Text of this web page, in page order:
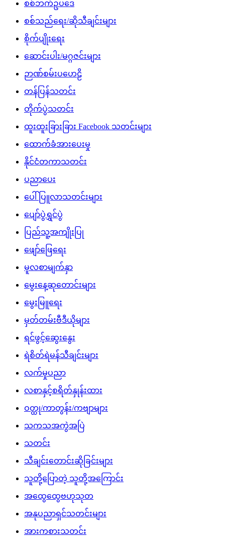
စစ်ဘက်ဥပဒေ
စစ်သည်ရေး/ဆိုသီချင်းများ
စိုက်ပျိုးရေး
ဆောင်းပါး/မဂ္ဂဇင်းများ
ဉာဏ်စမ်းပဟေဠိ
တန်ပြန်သတင်း
တိုက်ပွဲသတင်း
ထူးထူးခြားခြား Facebook သတင်းများ
ထောက်ခံအားပေးမှု
နိုင်ငံတကာသတင်း
ပညာပေး
ပေါ်ပြူလာသတင်းများ
ပျော်ပွဲရွှင်ပွဲ
ပြည်သူ့အကျိုးပြု
ဖျော်ဖြေရေး
မူလစာမျက်နှာ
မွေးနေ့ဆုတောင်းများ
မွေးမြူရေး
မှတ်တမ်းဗီဒီယိုများ
ရင်ဖွင့်ဆွေးနွေး
ရဲစိတ်ရဲမန်သီချင်းများ
လက်မှုပညာ
လစာနှင့်စရိတ်နှုန်းထား
ဝတ္ထု/ကာတွန်း/ကဗျာများ
သကသအကွဲအပြဲ
သတင်း
သီချင်းတောင်းဆိုခြင်းများ
သူတို့ပြောတဲ့ သူတို့အကြောင်း
အထွေထွေဗဟုသုတ
အနုပညာရှင်သတင်းများ
အားကစားသတင်း